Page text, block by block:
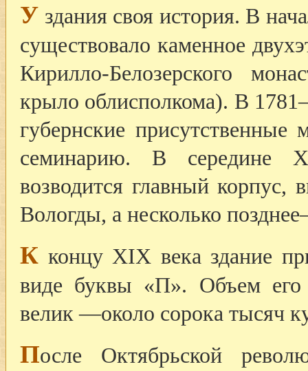
У здания своя история. В
существовало каменное
Кирилло-Белозерского
крыло облисполкома). В
губернские
семинарию. В середине
возводится главный
Вологды, а несколько
К концу XIX века здание
виде буквы «П». Объем
велик —около сорока тысяч
После Октябрьской